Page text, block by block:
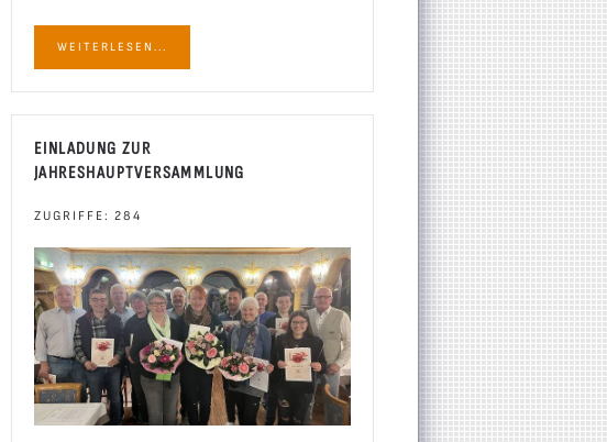
WEITERLESEN...
EINLADUNG ZUR
JAHRESHAUPTVERSAMMLUNG
ZUGRIFFE: 284